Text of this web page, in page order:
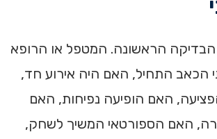
הבדיקה הראשונה. המטפל או הרופא
הכאב התחיל, האם היה אירוע חד,
האם הופיעה נפיחות, האם
האם הספורטאי המשיך לשחק,